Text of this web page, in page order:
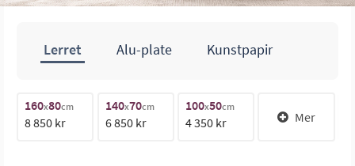
Lerret Alu-plate Kunstpapir
160x80cm
8 850 kr
140x70cm
6 850 kr
100x50cm
4 350 kr Mer